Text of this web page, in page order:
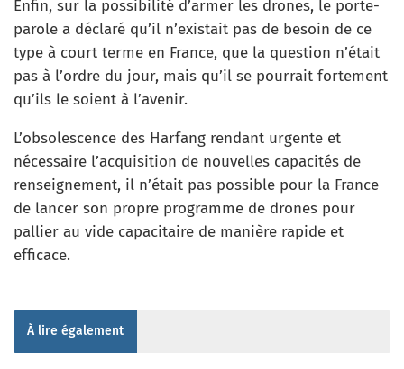
Enfin, sur la possibilité d’armer les drones, le porte-
parole a déclaré qu’il n’existait pas de besoin de ce
type à court terme en France, que la question n’était
pas à l’ordre du jour, mais qu’il se pourrait fortement
qu’ils le soient à l’avenir.
L’obsolescence des Harfang rendant urgente et
nécessaire l’acquisition de nouvelles capacités de
renseignement, il n’était pas possible pour la France
de lancer son propre programme de drones pour
pallier au vide capacitaire de manière rapide et
efficace.
À lire également